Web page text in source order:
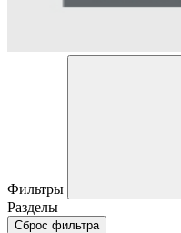
Фильтры
Разделы
Сброс фильтра